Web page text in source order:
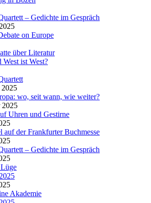
– Gedichte im Gespräch
on Europe
über Literatur
West ist West?
2025
wo, seit wann, wie weiter?
2025
Uhren und Gestirne
auf der Frankfurter Buchmesse
– Gedichte im Gespräch
Akademie